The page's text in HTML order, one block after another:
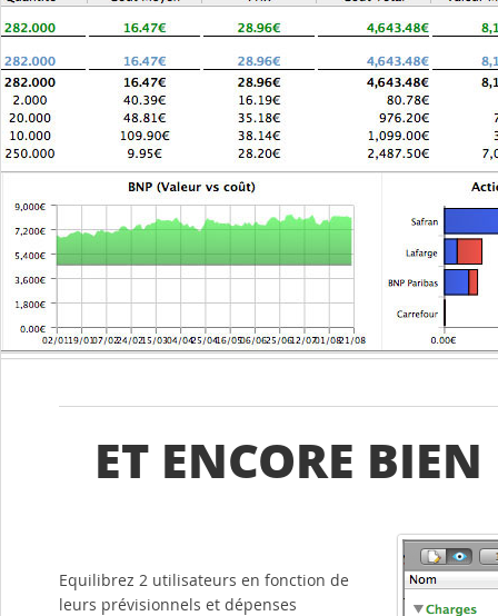
ET ENCORE
Equilibrez 2 utilisateurs en fonction de
leurs prévisionnels et dépenses